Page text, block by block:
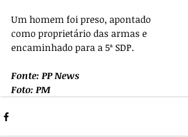
Um homem foi preso, apontado
como proprietário das armas e
encaminhado para a 5ª SDP.
Fonte: PP News
Foto: PM